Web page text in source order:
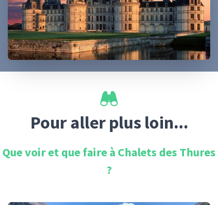
Pour aller plus loin...
Que voir et que faire à Chalets des Thures
?